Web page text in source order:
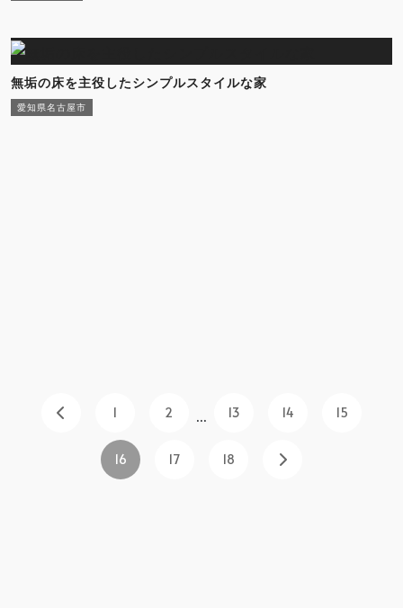
無垢の床を主役したシンプルスタイルな家
愛知県名古屋市
1 2 ... 13 14 15
16 17 18